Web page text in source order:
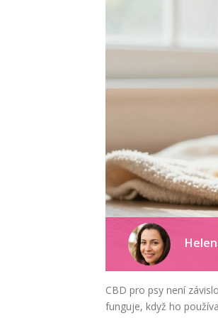
CBD pro psy není
funguje, když ho